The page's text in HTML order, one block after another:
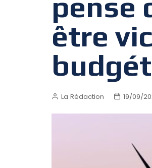
être
La Rédaction 19/09/